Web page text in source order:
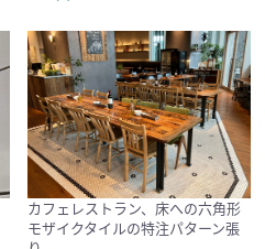
カフェレストラン、床への六角形
モザイクタイルの特注パターン張